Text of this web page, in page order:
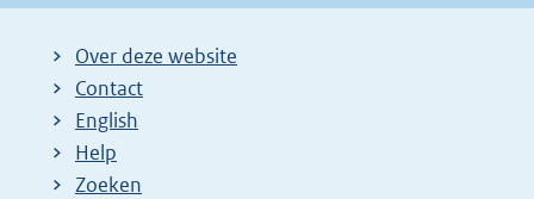
Over deze website
Contact
English
Help
Zoeken